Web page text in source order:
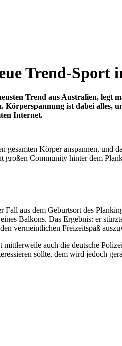
Trend-Sport
Trend aus Australien, legt
ist dabei alles,
Internet.
Körper anspannen, und
Community hinter dem
aus dem Geburtsort des
Balkons. Das Ergebnis: er
vermeintlichen Freizeitspaß
auch die deutsche
sollte, dem wird jedoch